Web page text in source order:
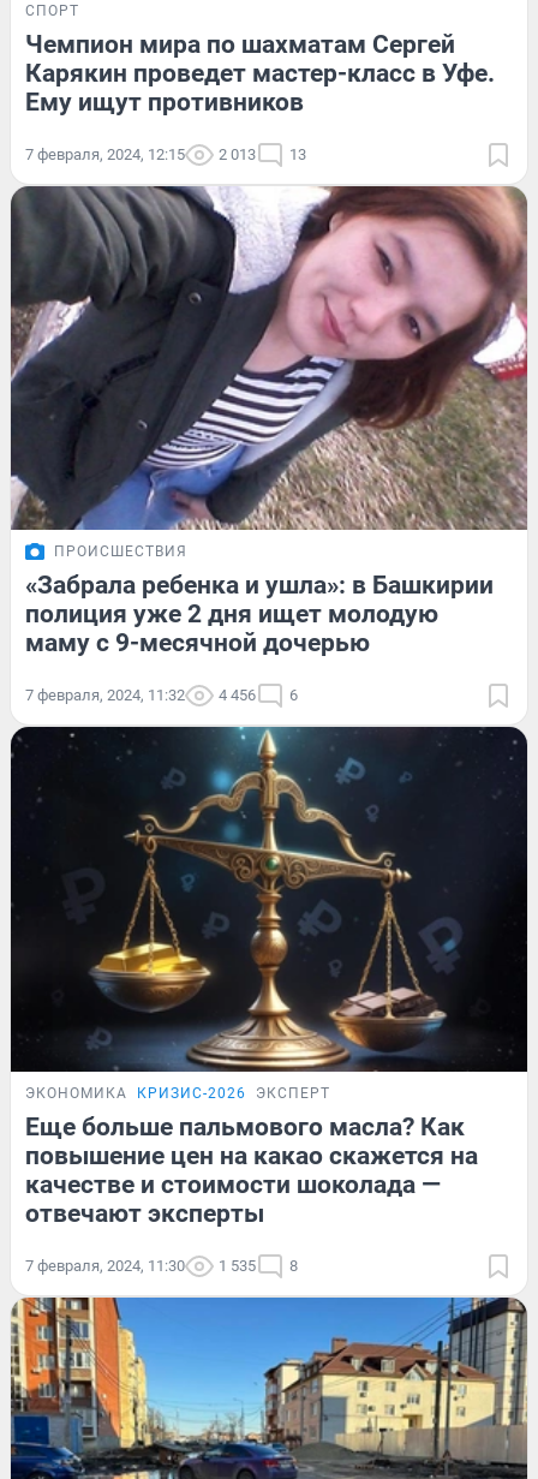
СПОРТ
Чемпион мира по шахматам Сергей
Карякин проведет мастер-класс в Уфе.
Ему ищут противников
7 февраля, 2024, 12:15 2 013 13
ПРОИСШЕСТВИЯ
«Забрала ребенка и ушла»: в Башкирии
полиция уже 2 дня ищет молодую
маму с 9-месячной дочерью
7 февраля, 2024, 11:32 4 456 6
ЭКОНОМИКА КРИЗИС-2026 ЭКСПЕРТ
Еще больше пальмового масла? Как
повышение цен на какао скажется на
качестве и стоимости шоколада —
отвечают эксперты
7 февраля, 2024, 11:30 1 535 8